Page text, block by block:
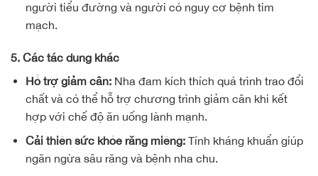
người tiểu đường và người có nguy cơ bệnh tim
mạch.
5. Các tác dụng khác
Hỗ trợ giảm cân:Nha đam kích thích quá trình trao đổi
chất và có thể hỗ trợ chương trình giảm cân khi kết
hợp với chế độ ăn uống lành mạnh.
Cải thiện sức khỏe răng miệng:Tính kháng khuẩn giúp
ngăn ngừa sâu răng và bệnh nha chu.